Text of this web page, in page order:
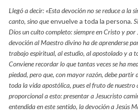
Llegó a decir: «Esta devoción no se reduce a la
canto, sino queenvuelve a toda la persona.
Dios un culto completo: siempre en Cristo y
devoción al Maestro divino ha de aprenderse
trabajo espiritual, al estudio, al apostolado y a
Conviene recordar lo que tantas veces se ha
piedad, pero que, con mayor razón, debe partir
toda la vida apostólica, pues el fruto de nuestro
proporcional a esto: presentar a Jesucristo
entendida en este sentido, la devoción a Jesús